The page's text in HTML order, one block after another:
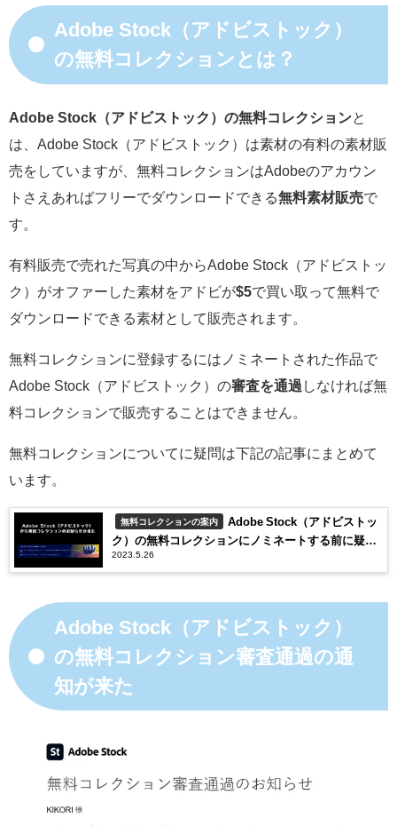
Adobe Stock（アドビストック）
の無料コレクションとは？
Adobe Stock（アドビストック）の無料コレクションと
は、Adobe Stock（アドビストック）は素材の有料の素材販
売をしていますが、無料コレクションはAdobeのアカウン
トさえあればフリーでダウンロードできる無料素材販売で
す。
有料販売で売れた写真の中からAdobe Stock（アドビストッ
ク）がオファーした素材をアドビが$5で買い取って無料で
ダウンロードできる素材として販売されます。
無料コレクションに登録するにはノミネートされた作品で
Adobe Stock（アドビストック）の審査を通過 しなければ無
料コレクションで販売することはできません。
無料コレクションについてに疑問は下記の記事にまとめて
います。
無料コレクションの案内
Adobe Stock（アドビストッ
ク）の無料コレクションにノミネートする前に疑問
を解決
2023.5.26
Adobe Stock（アドビストック）
の無料コレクション審査通過の通
知が来た